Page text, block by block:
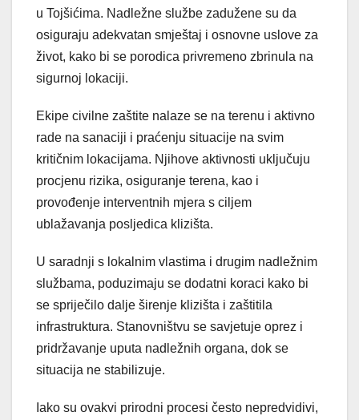
u Tojšićima. Nadležne službe zadužene su da
osiguraju adekvatan smještaj i osnovne uslove za
život, kako bi se porodica privremeno zbrinula na
sigurnoj lokaciji.
Ekipe civilne zaštite nalaze se na terenu i aktivno
rade na sanaciji i praćenju situacije na svim
kritičnim lokacijama. Njihove aktivnosti uključuju
procjenu rizika, osiguranje terena, kao i
provođenje interventnih mjera s ciljem
ublažavanja posljedica klizišta.
U saradnji s lokalnim vlastima i drugim nadležnim
službama, poduzimaju se dodatni koraci kako bi
se spriječilo dalje širenje klizišta i zaštitila
infrastruktura. Stanovništvu se savjetuje oprez i
pridržavanje uputa nadležnih organa, dok se
situacija ne stabilizuje.
Iako su ovakvi prirodni procesi često nepredvidivi,